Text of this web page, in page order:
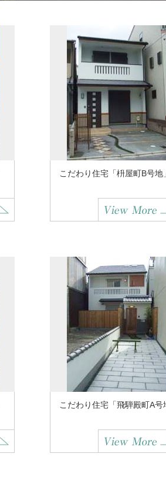
こだわり住宅「枡屋町B号地」
こだわり住宅「飛騨殿町A号